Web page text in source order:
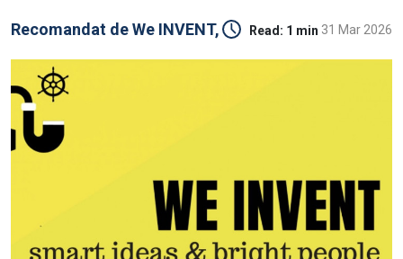
Recomandat deWe INVENT, Read: 1 min 31 Mar 2026